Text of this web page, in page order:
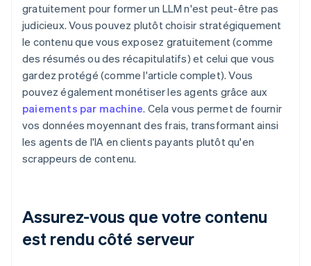
gratuitement pour former un LLM n'est peut-être pas
judicieux. Vous pouvez plutôt choisir stratégiquement
le contenu que vous exposez gratuitement (comme
des résumés ou des récapitulatifs) et celui que vous
gardez protégé (comme l'article complet). Vous
pouvez également monétiser les agents grâce aux
paiements par machine. Cela vous permet de fournir
vos données moyennant des frais, transformant ainsi
les agents de l'IA en clients payants plutôt qu'en
scrappeurs de contenu.
Assurez-vous que votre contenu
est rendu côté serveur